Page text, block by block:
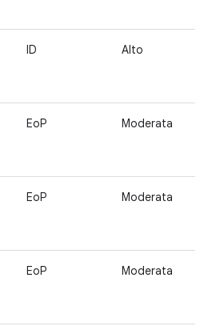
ID Alto
EoP Moderata
EoP Moderata
EoP Moderata